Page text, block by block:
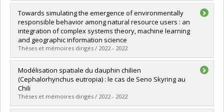
Diplômé(e) :Katan, Jeffrey
Cycle :Maîtrise
Diplôme obtenu :M. Sc.
Lien vers le document dans Papyrus
Towards simulating the emergence of environmentally
responsible behavior among natural resource users : an
integration of complex systems theory, machine learning
and geographic information science
Thèses et mémoires dirigés / 2022 - 2022
Diplômé(e) : Harati Asl, Saeed
Cycle :Doctorat
Diplôme obtenu :
Lien vers le document dans Papyrus
Modélisation spatiale du dauphin chilien
(Cephalorhynchus eutropia) : le cas de Seno Skyring au
Chili
Thèses et mémoires dirigés / 2022 - 2022